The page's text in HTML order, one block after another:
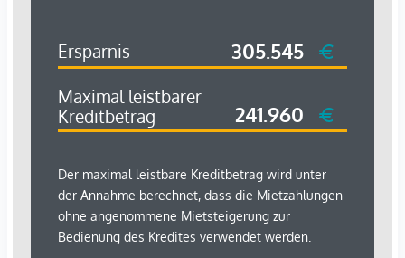
Belvedere, dem Schlossgarten und der Karlskirche. Eine
perfekte Mischung aus urbanem Leben, Kultur und
Grünflächen.
Infrastruktur & Nahversorgung
Geschäfte des täglichen Bedarfs befinden sich im direkten
Umfeld.
Kulturelle Highlights in Gehweite